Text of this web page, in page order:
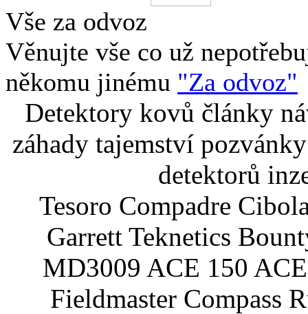
Vše za odvoz
Věnujte vše co už
někomu jinému "Za odvoz"
Detektory kovů články
záhady tajemství
detektorů
Tesoro Compadre
Garrett Teknetics
MD3009 ACE 150
Fieldmaster Compass